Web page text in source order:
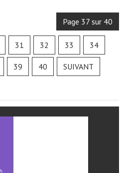
Page 37 sur 40
31 32 33 34
39 40 SUIVANT